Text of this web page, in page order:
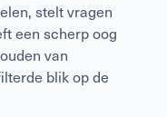
stelt vragen
een scherp oog
van
blik op de